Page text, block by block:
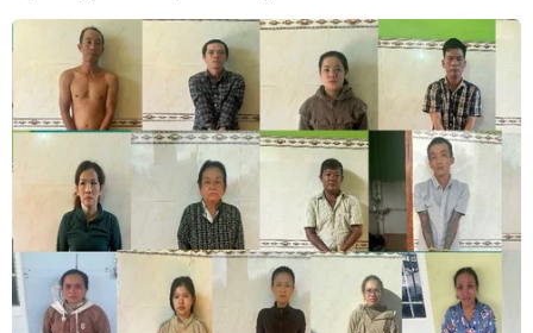
Đồi mồi có tên khoa học Eretmochelys imbricata là một
trong năm loài rùa biển hoang dã, quý hiếm trong Sách
Đỏ thế giới và Việt Nam, có nguy cơ tuyệt chủng, cần
được bảo vệ nghiêm ngặt.